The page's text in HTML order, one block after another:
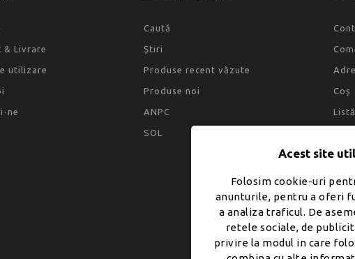
& Livrare
utilizare
ne
Caută
Știri
Produse recent văzute
Produse noi
ANPC
SOL
Coș
Acest site
Folosim cookie-uri
anunturile, pentru a oferi
a analiza traficul. De
retele sociale, de
privire la modul in care